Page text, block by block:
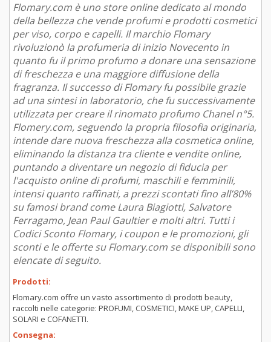
Flomary.com è uno store online dedicato al mondo
della bellezza che vende profumi e prodotti cosmetici
per viso, corpo e capelli. Il marchio Flomary
rivoluzionò la profumeria di inizio Novecento in
quanto fu il primo profumo a donare una sensazione
di freschezza e una maggiore diffusione della
fragranza. Il successo di Flomary fu possibile grazie
ad una sintesi in laboratorio, che fu successivamente
utilizzata per creare il rinomato profumo Chanel n°5.
Flomery.com, seguendo la propria filosofia originaria,
intende dare nuova freschezza alla cosmetica online,
eliminando la distanza tra cliente e vendite online,
puntando a diventare un negozio di fiducia per
l'acquisto online di profumi, maschili e femminili,
intensi quanto raffinati, a prezzi scontati fino all’80%
su famosi brand come Laura Biagiotti, Salvatore
Ferragamo, Jean Paul Gaultier e molti altri. Tutti i
Codici Sconto Flomary, i coupon e le promozioni, gli
sconti e le offerte su Flomary.com se disponibili sono
elencate di seguito.
Prodotti:
Flomary.com offre un vasto assortimento di prodotti beauty,
raccolti nelle categorie: PROFUMI, COSMETICI, MAKE UP, CAPELLI,
SOLARI e COFANETTI.
Consegna: